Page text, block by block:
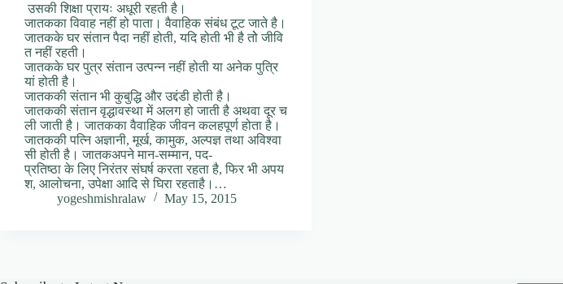
उसकी शिक्षा प्रायः अधूरी रहती है।
जातकका विवाह नहीं हो पाता। वैवाहिक संबंध टूट जाते है।
जातकके घर संतान पैदा नहीं होती, यदि होती भी है तोे जीवि
त नहीं रहती।
जातकके घर पुत्र संतान उत्पन्न नहीं होती या अनेक पुत्रि
यां होती है।
जातककी संतान भी कुबुद्धि और उद्दंडी होती है।
जातककी संतान वृद्धावस्था में अलग हो जाती है अथवा दूर च
ली जाती है। जातकका वैवाहिक जीवन कलहपूर्ण होता है।
जातककी पत्नि अज्ञानी, मूर्ख, कामुक, अल्पज्ञ तथा अविश्वा
सी होती है। जातकअपने मान-सम्मान, पद-
प्रतिष्ठा के लिए निरंतर संघर्ष करता रहता है, फिर भी अपय
श, आलोचना, उपेक्षा आदि से घिरा रहताहै।…
yogeshmishralaw
May 15, 2015